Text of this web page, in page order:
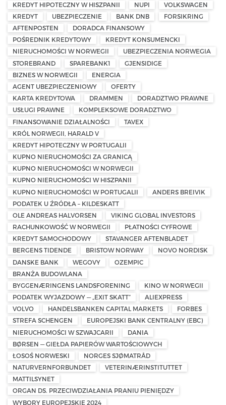
KREDYT HIPOTECZNY W HISZPANII
NUPI
VOLKSWAGEN
KREDYT
UBEZPIECZENIE BANK DNB
FORSIKRING
AFTENPOSTEN
DORADCA FINANSOWY
POŚREDNIK KREDYTOWY
KREDYT KONSUMENCKI
NIERUCHOMOŚCI W NORWEGII
UBEZPIECZENIA NORWEGIA
STOREBRAND
SPAREBANK1
GJENSIDIGE
BIZNES W NORWEGII
ENERGIA
AGENT UBEZPIECZENIOWY
OFERTY
KARTA KREDYTOWA
DRAMMEN
DORADZTWO PRAWNE
USŁUGI PRAWNE
KOMPLEKSOWE DORADZTWO
FINANSOWANIE DZIAŁALNOŚCI
TAVEX
KRÓL NORWEGII, HARALD V
KREDYT HIPOTECZNY W PORTUGALII
KUPNO NIERUCHOMOŚCI ZA GRANICĄ
KUPNO NIERUCHOMOŚCI W NORWEGII
KUPNO NIERUCHOMOŚCI W HISZPANII
KUPNO NIERUCHOMOŚCI W PORTUGALII
ANDERS BREIVIK
PODATEK U ŹRÓDŁA – KILDESKATT
OLE ANDREAS HALVORSEN
VIKING GLOBAL INVESTORS
RACHUNKOWOŚĆ W NORWEGII
PŁATNOŚCI CYFROWE
KREDYT SAMOCHODOWY
STAVANGER AFTENBLADET
BERGENS TIDENDE
BRISTOW NORWAY
NOVO NORDISK
DANSKE BANK
WEGOVY
OZEMPIC
BRANŻA BUDOWLANA
BYGGENÆRINGENS LANDSFORENING
KINO W NORWEGII
PODATEK WYJAZDOWY — „EXIT SKATT”
ALIEXPRESS
VOLVO
HANDELSBANKEN CAPITAL MARKETS
FORBES
STREFA SCHENGEN
EUROPEJSKI BANK CENTRALNY (EBC)
NIERUCHOMOŚCI W SZWAJCARII
DANIA
BØRSEN — GIEŁDA PAPIERÓW WARTOŚCIOWYCH
ŁOSOŚ NORWESKI
NORGES SJØMATRÅD
NATURVERNFORBUNDET
VETERINÆRINSTITUTTET
MATTILSYNET
ORGAN DS. PRZECIWDZIAŁANIA PRANIU PIENIĘDZY
WYBORY EUROPEJSKIE 2024